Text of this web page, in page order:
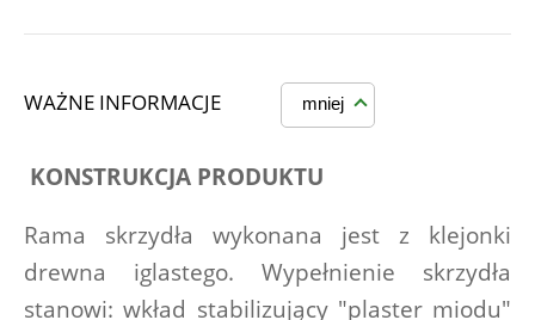
WAŻNE INFORMACJE mniej
KONSTRUKCJA PRODUKTU
Rama skrzydła wykonana jest z klejonki
drewna iglastego. Wypełnienie skrzydła
stanowi: wkład stabilizujący "plaster miodu"